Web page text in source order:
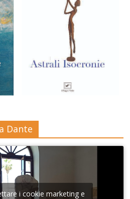
Dante
i cookie marketing e